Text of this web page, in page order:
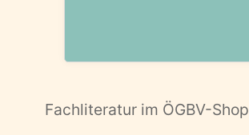
Fachliteratur im ÖGBV-Shop